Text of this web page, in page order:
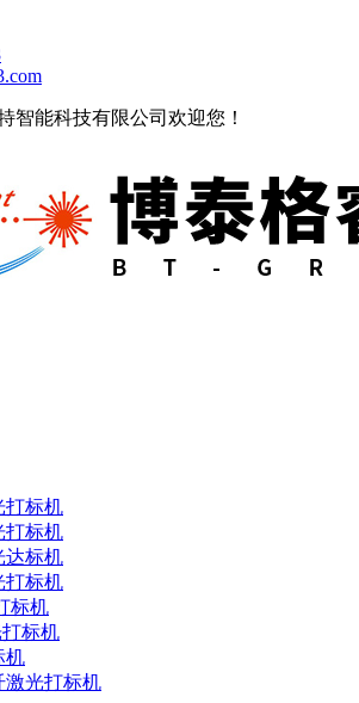
智能科技有限公司欢迎您！
打标机
打标机
达标机
打标机
标机
打标机
机
激光打标机